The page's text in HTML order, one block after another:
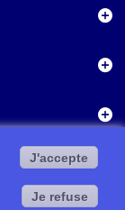
J'accepte
Je refuse